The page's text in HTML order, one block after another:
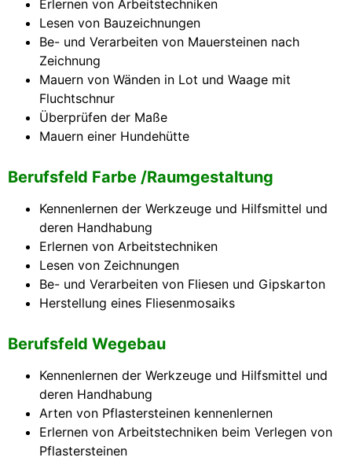
Erlernen von Arbeitstechniken
Lesen von Bauzeichnungen
Be- und Verarbeiten von Mauersteinen nach
Zeichnung
Mauern von Wänden in Lot und Waage mit
Fluchtschnur
Überprüfen der Maße
Mauern einer Hundehütte
Berufsfeld Farbe /Raumgestaltung
Kennenlernen der Werkzeuge und Hilfsmittel und
deren Handhabung
Erlernen von Arbeitstechniken
Lesen von Zeichnungen
Be- und Verarbeiten von Fliesen und Gipskarton
Herstellung eines Fliesenmosaiks
Berufsfeld Wegebau
Kennenlernen der Werkzeuge und Hilfsmittel und
deren Handhabung
Arten von Pflastersteinen kennenlernen
Erlernen von Arbeitstechniken beim Verlegen von
Pflastersteinen